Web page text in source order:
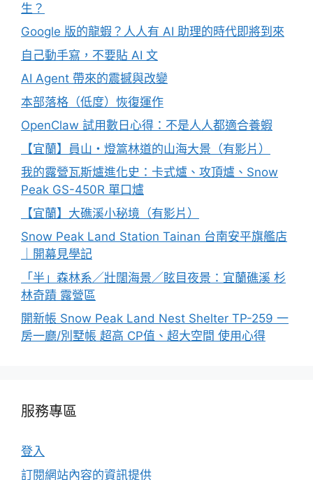
生？
Google 版的龍蝦？人人有 AI 助理的時代即將到來
自己動手寫，不要貼 AI 文
AI Agent 帶來的震撼與改變
本部落格（低度）恢復運作
OpenClaw 試用數日心得：不是人人都適合養蝦
【宜蘭】員山・燈篙林道的山海大景（有影片）
我的露營瓦斯爐進化史：卡式爐、攻頂爐、Snow
Peak GS-450R 單口爐
【宜蘭】大礁溪小秘境（有影片）
Snow Peak Land Station Tainan 台南安平旗艦店
｜開幕見學記
「半」森林系／壯闊海景／眩目夜景：宜蘭礁溪 杉
林奇蹟 露營區
開新帳 Snow Peak Land Nest Shelter TP-259 一
房一廳/別墅帳 超高 CP值、超大空間 使用心得
服務專區
登入
訂閱網站內容的資訊提供